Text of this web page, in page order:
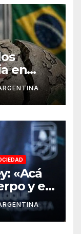
en
«Acá
y el
que
un